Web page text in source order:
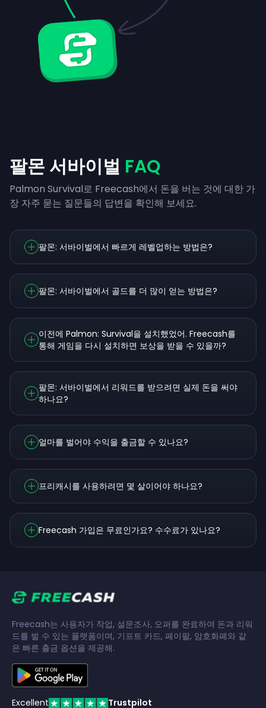
팔몬 서바이벌 FAQ
Palmon Survival로 Freecash에서 돈을 버는 것에 대한 가
장 자주 묻는 질문들의 답변을 확인해 보세요.
팔몬: 서바이벌에서 빠르게 레벨업하는 방법은?
팔몬: 서바이벌에서 골드를 더 많이 얻는 방법은?
이전에 Palmon: Survival을 설치했었어. Freecash를
통해 게임을 다시 설치하면 보상을 받을 수 있을까?
팔몬: 서바이벌에서 리워드를 받으려면 실제 돈을 써야
하나요?
얼마를 벌어야 수익을 출금할 수 있나요?
프리캐시를 사용하려면 몇 살이어야 하나요?
Freecash 가입은 무료인가요? 수수료가 있나요?
Freecash는 사용자가 작업, 설문조사, 오퍼를 완료하여 돈과 리워
드를 벌 수 있는 플랫폼이며, 기프트 카드, 페이팔, 암호화폐와 같
은 빠른 출금 옵션을 제공해.
Excellent Trustpilot